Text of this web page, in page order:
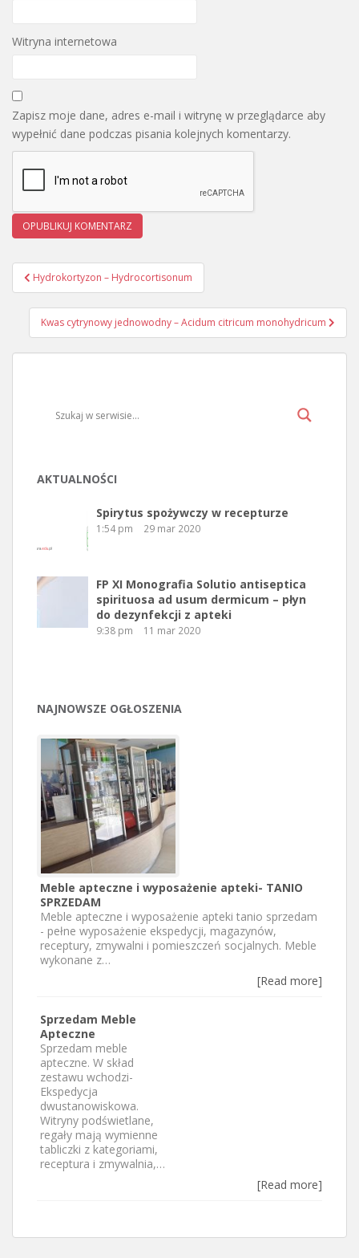
Witryna internetowa
Zapisz moje dane, adres e-mail i witrynę w przeglądarce aby
wypełnić dane podczas pisania kolejnych komentarzy.
Nawigacja wpisu
Hydrokortyzon – Hydrocortisonum
Kwas cytrynowy jednowodny – Acidum citricum monohydricum
AKTUALNOŚCI
Spirytus spożywczy w recepturze
1:54 pm 29 mar 2020
FP XI Monografia Solutio antiseptica
spirituosa ad usum dermicum – płyn
do dezynfekcji z apteki
9:38 pm 11 mar 2020
NAJNOWSZE OGŁOSZENIA
Meble apteczne i wyposażenie apteki- TANIO
SPRZEDAM
Meble apteczne i wyposażenie apteki tanio sprzedam
- pełne wyposażenie ekspedycji, magazynów,
receptury, zmywalni i pomieszczeń socjalnych. Meble
wykonane z…
[Read more]
Sprzedam Meble
Apteczne
Sprzedam meble
apteczne. W skład
zestawu wchodzi-
Ekspedycja
dwustanowiskowa.
Witryny podświetlane,
regały mają wymienne
tabliczki z kategoriami,
receptura i zmywalnia,…
[Read more]